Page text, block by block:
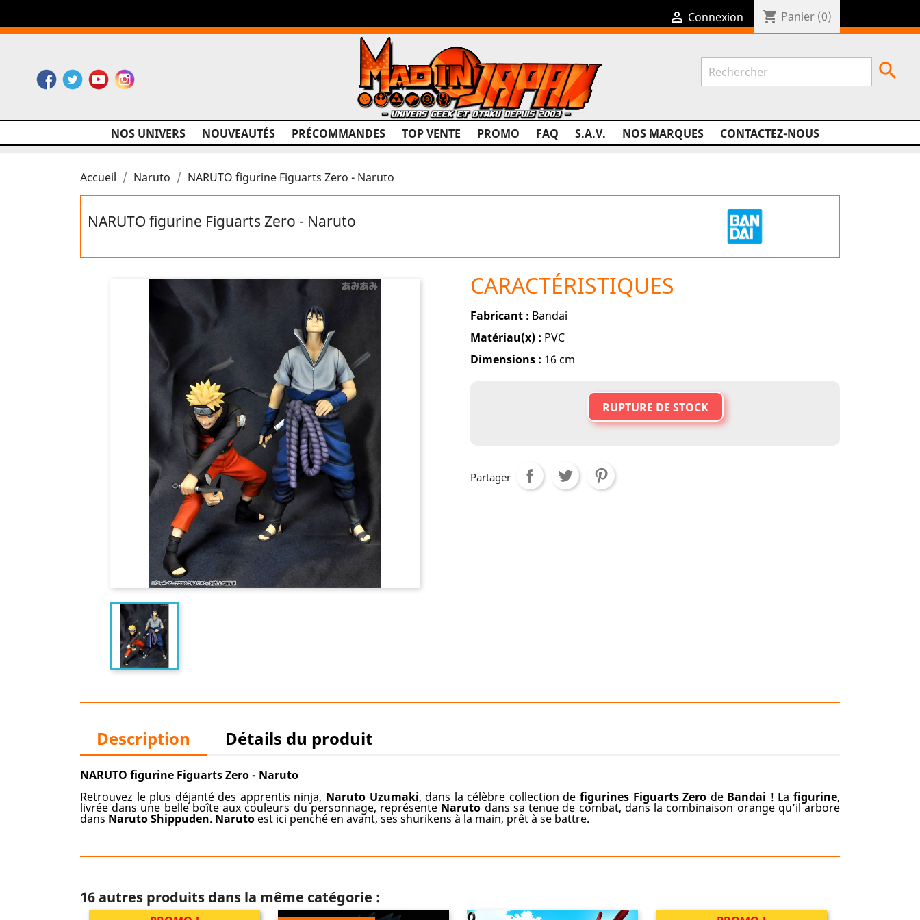
 Connexion shopping_cart Panier (0)
Facebook
TwitterYouTubeInstagram
NOS UNIVERS NOUVEAUTÉS PRÉCOMMANDES TOP VENTE PROMO FAQ S.A.V. NOS MARQUES CONTACTEZ-NOUS

Accueil Naruto NARUTO figurine Figuarts Zero - Naruto
NARUTO figurine Figuarts Zero - Naruto
CARACTÉRISTIQUES
Fabricant : Bandai
Matériau(x) : PVC
Dimensions : 16 cm
RUPTURE DE STOCK
Partager
Description Détails du produit
NARUTO figurine Figuarts Zero - Naruto
Retrouvez le plus déjanté des apprentis ninja, Naruto Uzumaki, dans la célèbre collection defigurines Figuarts Zero deBandai ! Lafigurine,
livrée dans une belle boîte aux couleurs du personnage, représente Naruto dans sa tenue de combat, dans la combinaison orange qu’il arbore
dans Naruto Shippuden. Naruto est ici penché en avant, ses shurikens à la main, prêt à se battre.
16 autres produits dans la même catégorie :